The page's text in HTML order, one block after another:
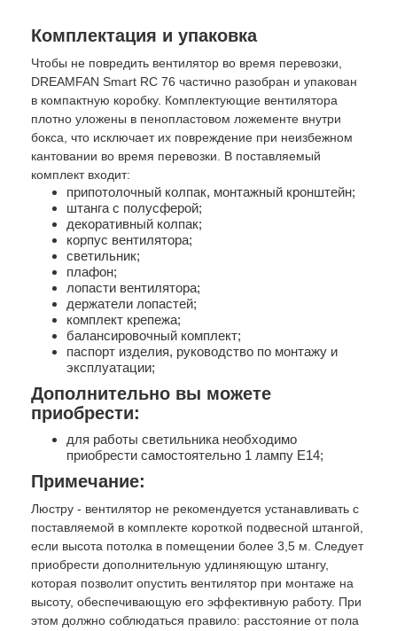
Комплектация и упаковка
Чтобы не повредить вентилятор во время перевозки,
DREAMFAN Smart RC 76 частично разобран и упакован
в компактную коробку. Комплектующие вентилятора
плотно уложены в пенопластовом ложементе внутри
бокса, что исключает их повреждение при неизбежном
кантовании во время перевозки. В поставляемый
комплект входит:
припотолочный колпак, монтажный кронштейн;
штанга с полусферой;
декоративный колпак;
корпус вентилятора;
светильник;
плафон;
лопасти вентилятора;
держатели лопастей;
комплект крепежа;
балансировочный комплект;
паспорт изделия, руководство по монтажу и
эксплуатации;
Дополнительно вы можете
приобрести:
для работы светильника необходимо
приобрести самостоятельно 1 лампу Е14;
Примечание:
Люстру - вентилятор не рекомендуется устанавливать с
поставляемой в комплекте короткой подвесной штангой,
если высота потолка в помещении более 3,5 м. Следует
приобрести дополнительную удлиняющую штангу,
которая позволит опустить вентилятор при монтаже на
высоту, обеспечивающую его эффективную работу. При
этом должно соблюдаться правило: расстояние от пола